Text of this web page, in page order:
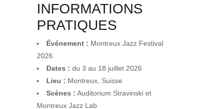
INFORMATIONS
PRATIQUES
Événement : Montreux Jazz Festival
2026
Dates : du 3 au 18 juillet 2026
Lieu : Montreux, Suisse
Scènes : Auditorium Stravinski et
Montreux Jazz Lab